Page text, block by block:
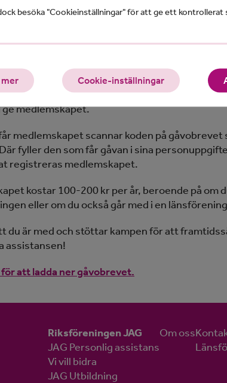
ett medlemskap i
JAG
Riksföreningen JAGs gåvobrev och skriv ut
ge medlemskapet.
medlemskapet scannar koden på
fyller den som får gåvan i sina
registreras medlemskapet.
kostar 100-200 kr per år, beroende på om
eller om du också går med i en
du är med och stöttar kampen för att
assistansen!
för att ladda ner gåvobrevet.
Riksföreningen JAG
JAG Personlig assistans
Vi vill bidra
JAG Utbildning
Om oss
besöka "Cookieinställningar" för att ge ett kontrollerat
mer Cookie-inställningar